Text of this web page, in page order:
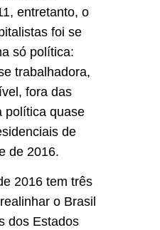
entretanto, o
foi se
só política:
trabalhadora,
fora das
política quase
de
de 2016.
2016 tem três
o Brasil
dos Estados